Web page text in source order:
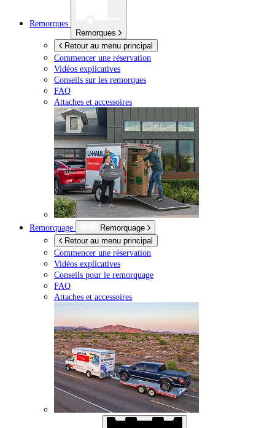
Remorques
Remorques
Retour au menu principal
Commencer une réservation
Vidéos explicatives
Conseils sur les remorques
FAQ
Attaches et accessoires
Remorquage
Remorquage
Retour au menu principal
Commencer une réservation
Vidéos explicatives
Conseils pour le remorquage
FAQ
Attaches et accessoires